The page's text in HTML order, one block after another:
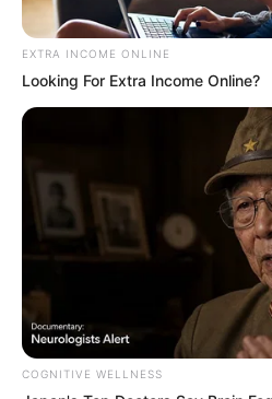
If Looks Could Kill,
BRAINBERRIES